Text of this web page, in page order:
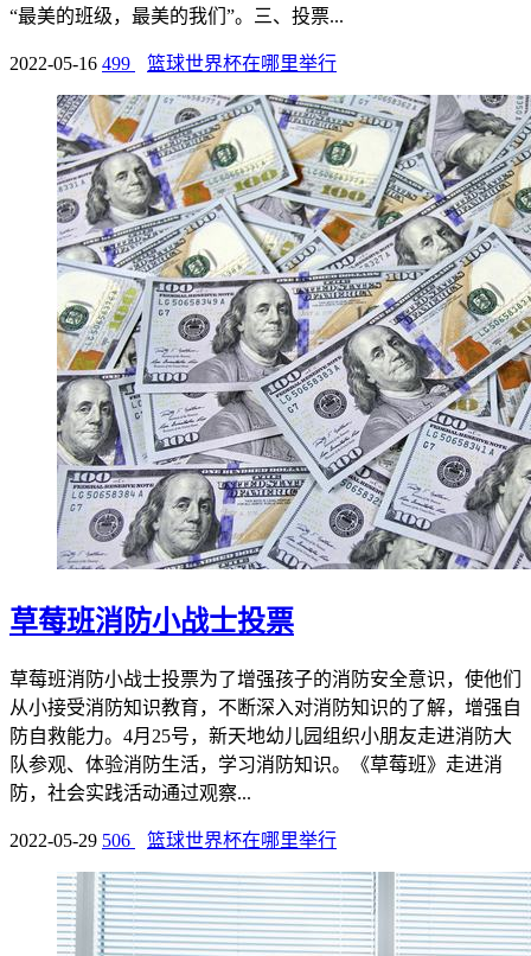
“最美的班级，最美的我们”。三、投票...
2022-05-16 499 篮球世界杯在哪里举行
草莓班消防小战士投票
草莓班消防小战士投票为了增强孩子的消防安全意识，使他们
从小接受消防知识教育，不断深入对消防知识的了解，增强自
防自救能力。4月25号，新天地幼儿园组织小朋友走进消防大
队参观、体验消防生活，学习消防知识。《草莓班》走进消
防，社会实践活动通过观察...
2022-05-29 506 篮球世界杯在哪里举行